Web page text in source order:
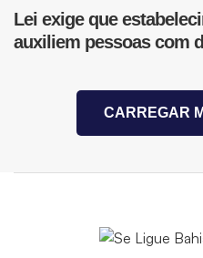
Lei exige que
auxiliem pessoas com
CARREGAR